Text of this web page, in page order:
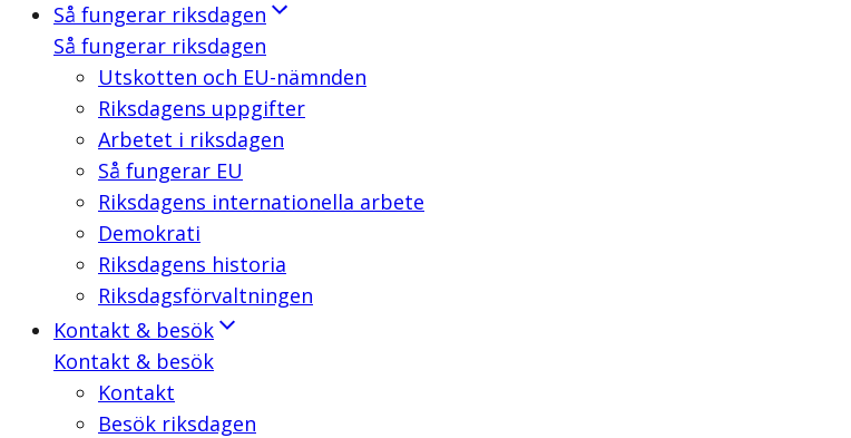
Så fungerar riksdagen
Så fungerar riksdagen
Utskotten och EU-nämnden
Riksdagens uppgifter
Arbetet i riksdagen
Så fungerar EU
Riksdagens internationella arbete
Demokrati
Riksdagens historia
Riksdagsförvaltningen
Kontakt & besök
Kontakt & besök
Kontakt
Besök riksdagen